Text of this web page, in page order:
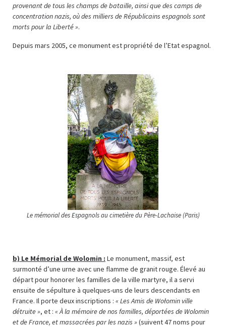
provenant de tous les champs de bataille, ainsi que des camps de
concentration nazis, où des milliers de Républicains espagnols sont
morts pour la Liberté ».
Depuis mars 2005, ce monument est propriété de l’Etat espagnol.
Le mémorial des Espagnols au cimetière du Père-Lachaise (Paris)
b) Le Mémorial de Wolomin : Le monument, massif, est
surmonté d’une urne avec une flamme de granit rouge. Élevé au
départ pour honorer les familles de la ville martyre, il a servi
ensuite de sépulture à quelques-uns de leurs descendants en
France. Il porte deux inscriptions : «Les Amis de Wołomin ville
détruite », et : « À la mémoire de nos familles, déportées de Wolomin
et de France, et massacrées par les nazis »(suivent 47 noms pour